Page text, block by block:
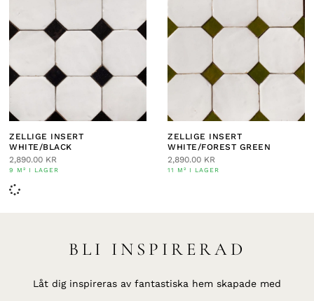
ZELLIGE INSERT
WHITE/BLACK
2,890.00 KR
9 M² I LAGER
ZELLIGE INSERT
WHITE/FOREST GREEN
2,890.00 KR
11 M² I LAGER
BLI INSPIRERAD
Låt dig inspireras av fantastiska hem skapade med